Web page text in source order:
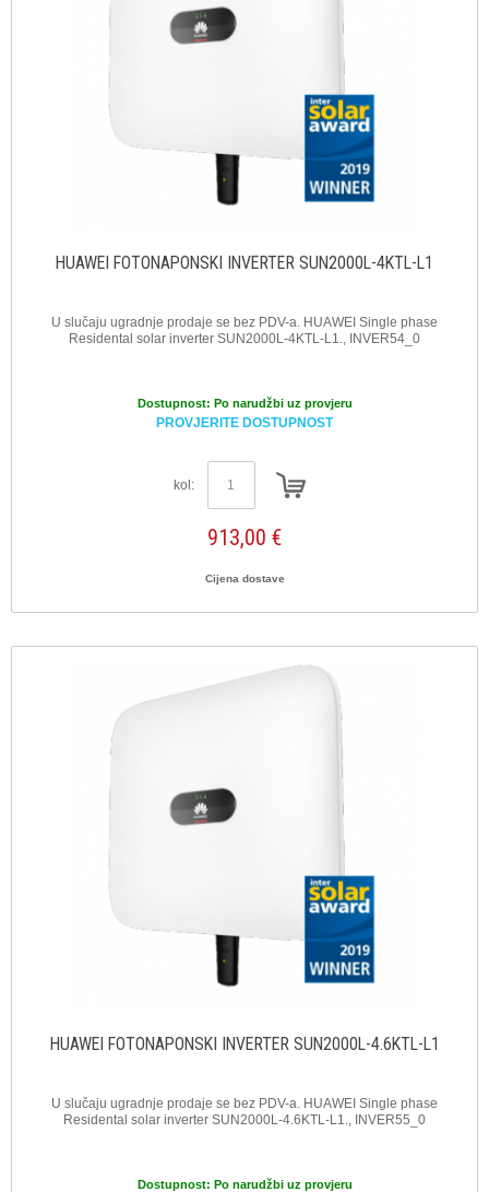
HUAWEI FOTONAPONSKI INVERTER SUN2000L-4KTL-L1
U slučaju ugradnje prodaje se bez PDV-a. HUAWEI Single phase
Residental solar inverter SUN2000L-4KTL-L1., INVER54_0
Dostupnost: Po narudžbi uz provjeru
PROVJERITE DOSTUPNOST
kol:
913,00 €
Cijena dostave
HUAWEI FOTONAPONSKI INVERTER SUN2000L-4.6KTL-L1
U slučaju ugradnje prodaje se bez PDV-a. HUAWEI Single phase
Residental solar inverter SUN2000L-4.6KTL-L1., INVER55_0
Dostupnost: Po narudžbi uz provjeru